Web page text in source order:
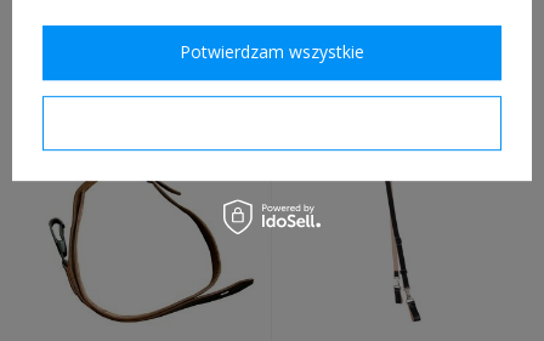
Pokrowiec do łopatki
WH/SS czarny, replika
109,00 zł
Klamra WH, aluminiowa
groszkowa - replika
159,00 zł
Potwierdzam wszystkie